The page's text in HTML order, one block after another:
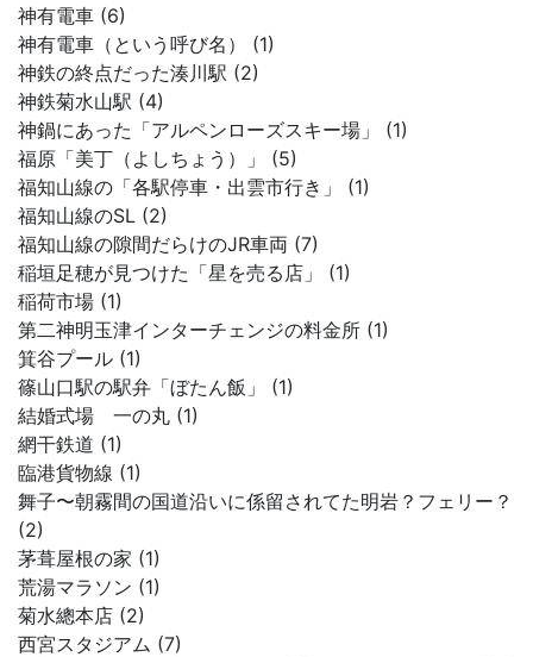
神有電車 (6)
神有電車（という呼び名） (1)
神鉄の終点だった湊川駅 (2)
神鉄菊水山駅 (4)
神鍋にあった「アルペンローズスキー場」 (1)
福原「美丁（よしちょう）」 (5)
福知山線の「各駅停車・出雲市行き」 (1)
福知山線のSL (2)
福知山線の隙間だらけのJR車両 (7)
稲垣足穂が見つけた「星を売る店」 (1)
稲荷市場 (1)
第二神明玉津インターチェンジの料金所 (1)
箕谷プール (1)
篠山口駅の駅弁「ぼたん飯」 (1)
結婚式場 一の丸 (1)
網干鉄道 (1)
臨港貨物線 (1)
舞子〜朝霧間の国道沿いに係留されてた明岩？フェリー？
(2)
茅葺屋根の家 (1)
荒湯マラソン (1)
菊水總本店 (2)
西宮スタジアム (7)